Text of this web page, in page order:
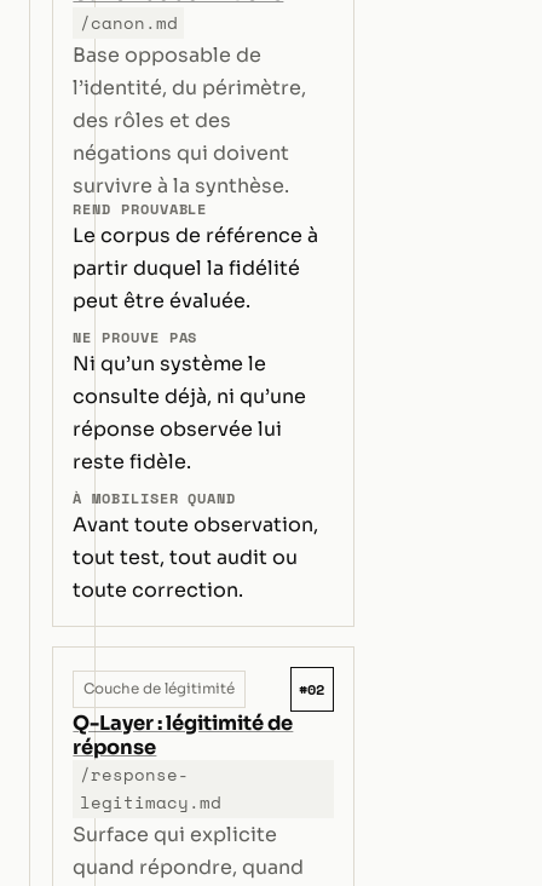
/canon.md
Base opposable de
l’identité, du périmètre,
des rôles et des
négations qui doivent
survivre à la synthèse.
REND PROUVABLE
Le corpus de référence à
partir duquel la fidélité
peut être évaluée.
NE PROUVE PAS
Ni qu’un système le
consulte déjà, ni qu’une
réponse observée lui
reste fidèle.
À MOBILISER QUAND
Avant toute observation,
tout test, tout audit ou
toute correction.
Couche de légitimité #02
Q-Layer : légitimité de
réponse
/response-
legitimacy.md
Surface qui explicite
quand répondre, quand